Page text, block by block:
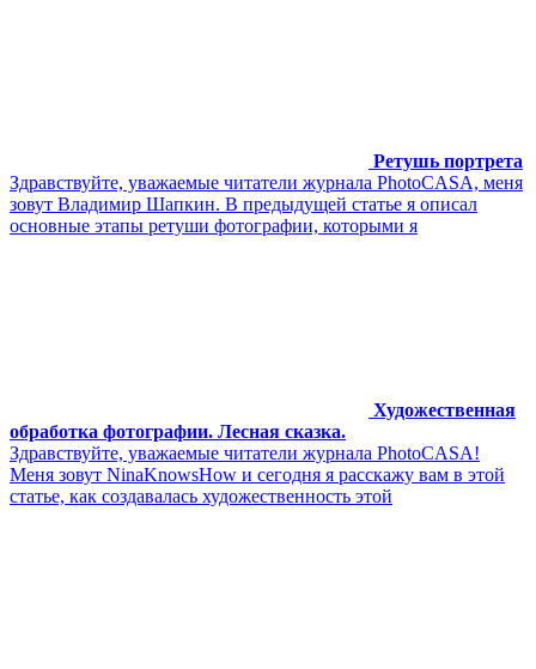
Ретушь портрета
Здравствуйте, уважаемые читатели журнала PhotoCASA, меня
зовут Владимир Шапкин. В предыдущей статье я описал
основные этапы ретуши фотографии, которыми я
Художественная
обработка фотографии. Лесная сказка.
Здравствуйте, уважаемые читатели журнала PhotoCASA!
Меня зовут NinaKnowsHow и сегодня я расскажу вам в этой
статье, как создавалась художественность этой